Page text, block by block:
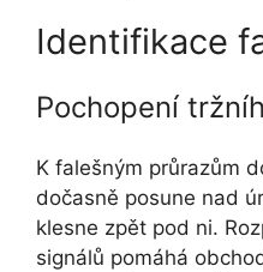
Identifikace
Pochopení
K falešným průrazům
dočasně posune nad
klesne zpět pod ni.
signálů pomáhá